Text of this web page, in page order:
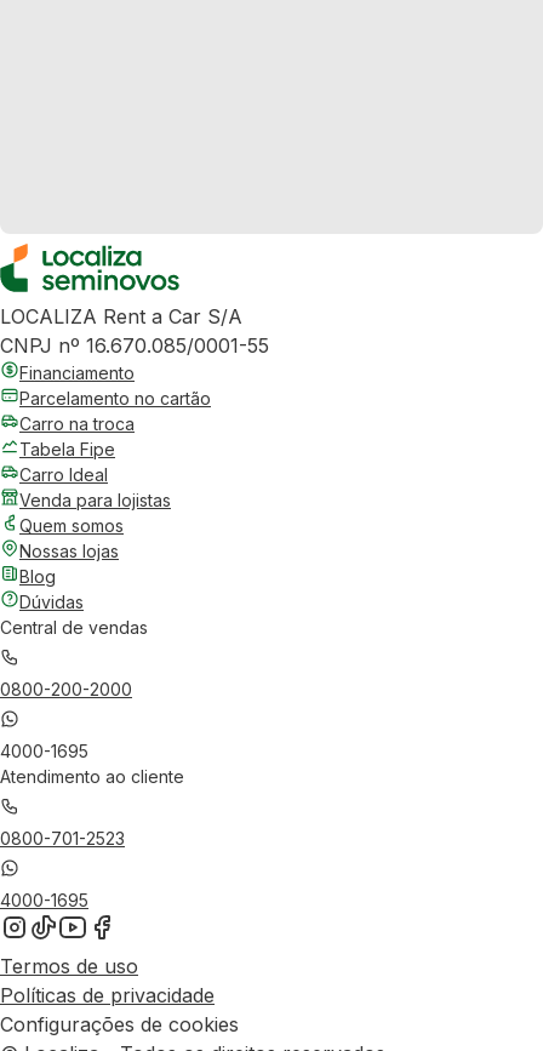
LOCALIZA Rent a Car S/A
CNPJ nº 16.670.085/0001-55
Financiamento
Parcelamento no cartão
Carro na troca
Tabela Fipe
Carro Ideal
Venda para lojistas
Quem somos
Nossas lojas
Blog
Dúvidas
Central de vendas
0800-200-2000
4000-1695
Atendimento ao cliente
0800-701-2523
4000-1695
Termos de uso
Políticas de privacidade
Configurações de cookies